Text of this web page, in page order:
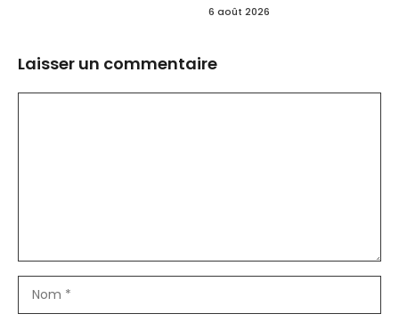
6 août 2026
Laisser un commentaire